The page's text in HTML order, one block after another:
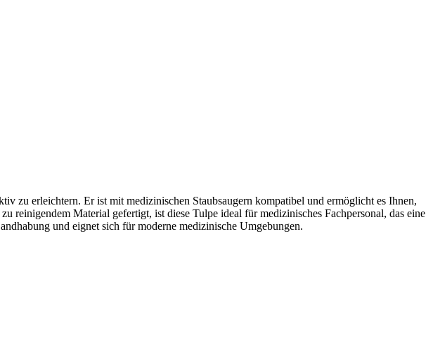
zu erleichtern. Er ist mit medizinischen Staubsaugern kompatibel und ermöglicht es Ihnen,
reinigendem Material gefertigt, ist diese Tulpe ideal für medizinisches Fachpersonal, das eine
und eignet sich für moderne medizinische Umgebungen.